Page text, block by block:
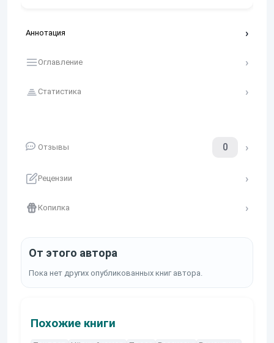
Аннотация
Оглавление
Статистика
Отзывы 0
Рецензии
Копилка
От этого автора
Пока нет других опубликованных книг автора.
Похожие книги